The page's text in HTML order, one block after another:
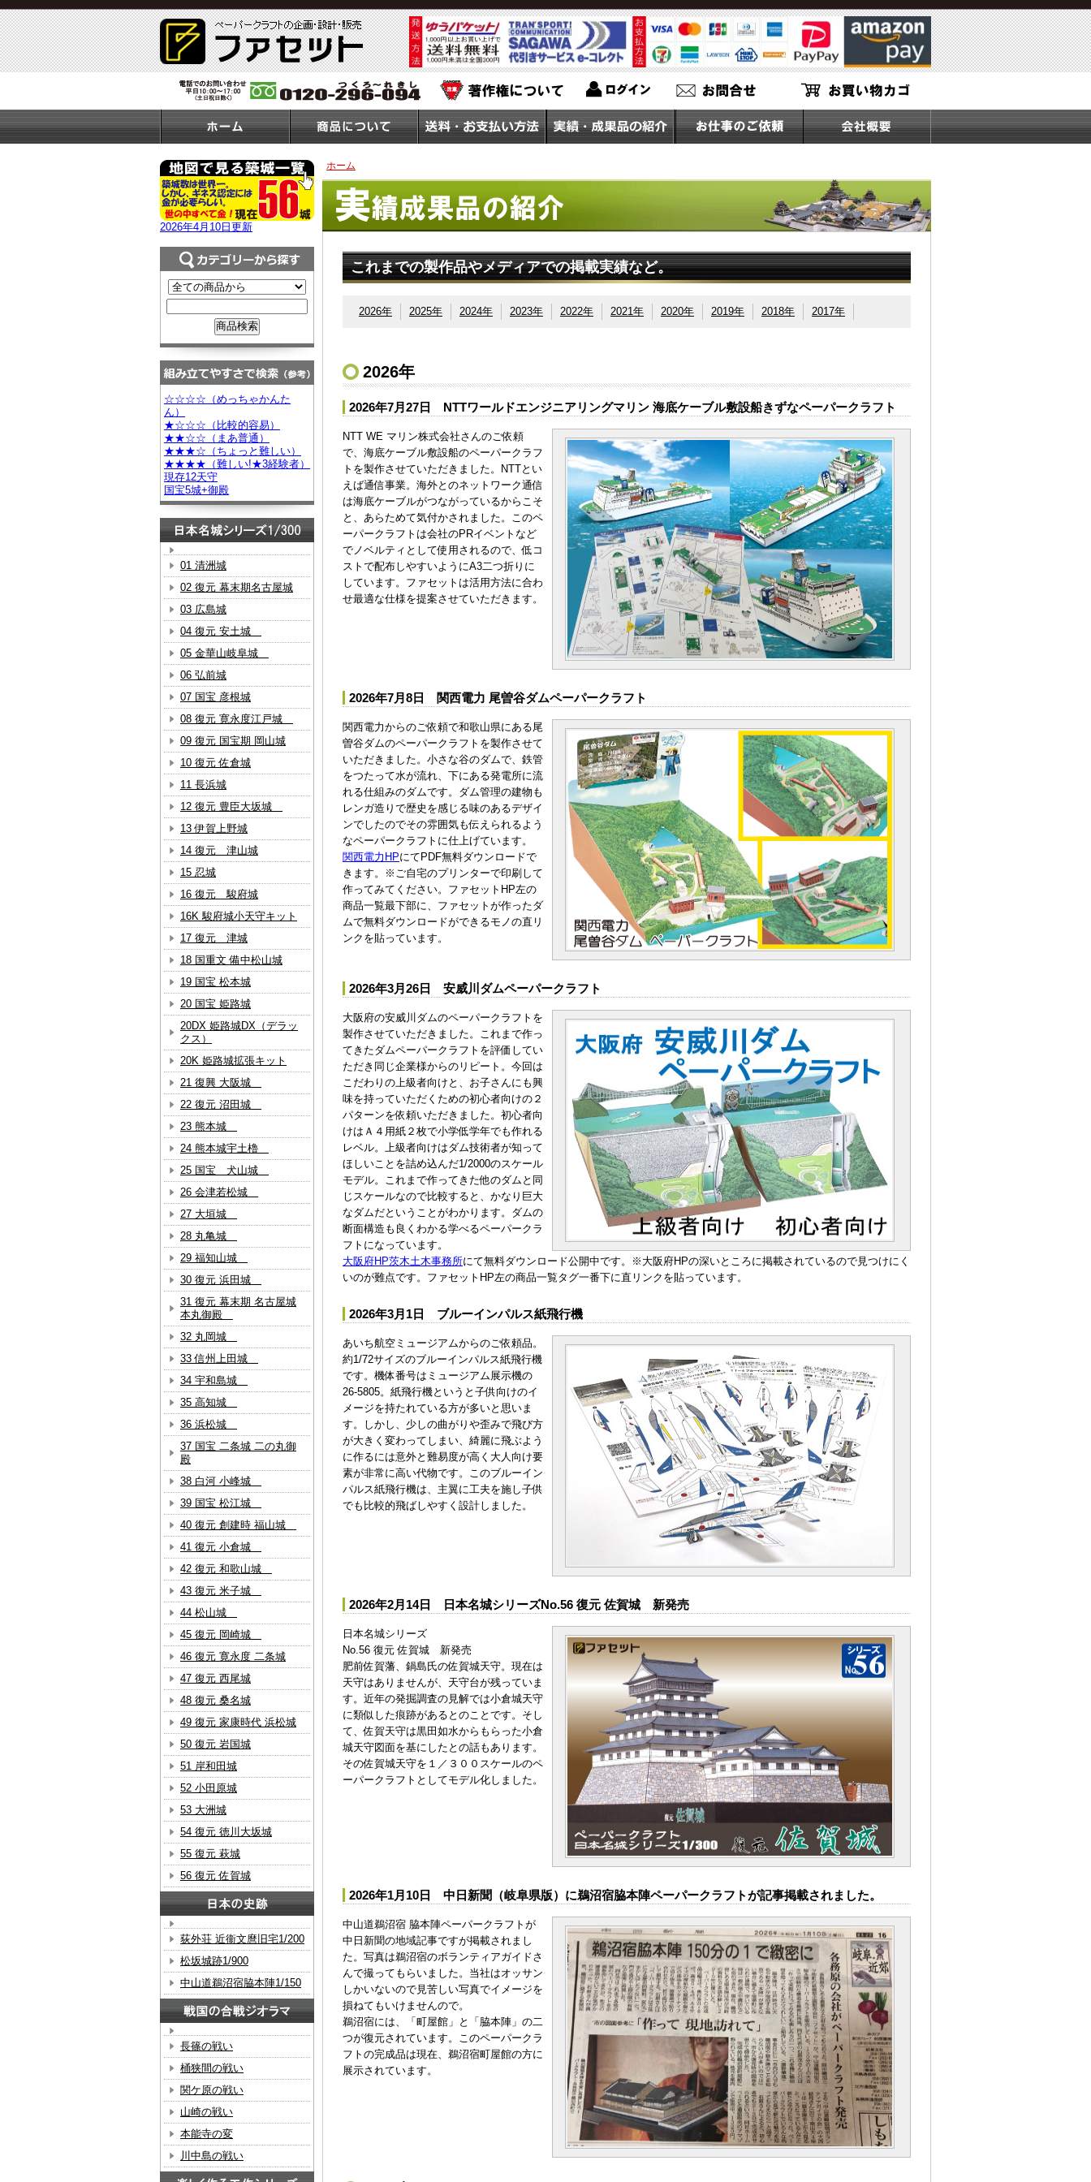
ホーム
これまでの製作品やメディアでの掲載実績など。
2026年 2025年 2024年 2023年 2022年 2021年 2020年 2019年 2018年 2017年
2026年
2026年7月27日 NTTワールドエンジニアリングマリン 海底ケーブル敷設船きずなペーパークラフト
NTT WE マリン株式会社さんのご依頼
で、海底ケーブル敷設船のペーパークラフ
トを製作させていただきました。NTTとい
えば通信事業。海外とのネットワーク通信
は海底ケーブルがつながっているからこそ
と、あらためて気付かされました。このペ
ーパークラフトは会社のPRイベントなど
でノベルティとして使用されるので、低コ
ストで配布しやすいようにA3二つ折りに
しています。ファセットは活用方法に合わ
せ最適な仕様を提案させていただきます。
2026年7月8日 関西電力 尾曽谷ダムペーパークラフト
関西電力からのご依頼で和歌山県にある尾
曽谷ダムのペーパークラフトを製作させて
いただきました。小さな谷のダムで、鉄管
をつたって水が流れ、下にある発電所に流
れる仕組みのダムです。ダム管理の建物も
レンガ造りで歴史を感じる味のあるデザイ
ンでしたのでその雰囲気も伝えられるよう
なペーパークラフトに仕上げています。
関西電力HPにてPDF無料ダウンロードで
きます。※ご自宅のプリンターで印刷して
作ってみてください。ファセットHP左の
商品一覧最下部に、ファセットが作ったダ
ムで無料ダウンロードができるモノの直リ
ンクを貼っています。
2026年3月26日 安威川ダムペーパークラフト
大阪府の安威川ダムのペーパークラフトを
製作させていただきました。これまで作っ
てきたダムペーパークラフトを評価してい
ただき同じ企業様からのリピート。今回は
こだわりの上級者向けと、お子さんにも興
味を持っていただくための初心者向けの２
パターンを依頼いただきました。初心者向
けはＡ４用紙２枚で小学低学年でも作れる
レベル。上級者向けはダム技術者が知って
ほしいことを詰め込んだ1/2000のスケール
モデル。これまで作ってきた他のダムと同
じスケールなので比較すると、かなり巨大
なダムだということがわかります。ダムの
断面構造も良くわかる学べるペーパークラ
フトになっています。
大阪府HP茨木土木事務所にて無料ダウンロード公開中です。※大阪府HPの深いところに掲載されているので見つけにく
いのが難点です。ファセットHP左の商品一覧タグ一番下に直リンクを貼っています。
2026年3月1日 ブルーインパルス紙飛行機
あいち航空ミュージアムからのご依頼品。
約1/72サイズのブルーインパルス紙飛行機
です。機体番号はミュージアム展示機の
26-5805。紙飛行機というと子供向けのイ
メージを持たれている方が多いと思いま
す。しかし、少しの曲がりや歪みで飛び方
が大きく変わってしまい、綺麗に飛ぶよう
に作るには意外と難易度が高く大人向け要
素が非常に高い代物です。このブルーイン
パルス紙飛行機は、主翼に工夫を施し子供
でも比較的飛ばしやすく設計しました。
2026年2月14日 日本名城シリーズNo.56 復元 佐賀城 新発売
日本名城シリーズ
No.56 復元 佐賀城 新発売
肥前佐賀藩、鍋島氏の佐賀城天守。現在は
天守はありませんが、天守台が残っていま
す。近年の発掘調査の見解では小倉城天守
に類似した痕跡があるとのことです。そし
て、佐賀天守は黒田如水からもらった小倉
城天守図面を基にしたとの話もあります。
その佐賀城天守を１／３００スケールのペ
ーパークラフトとしてモデル化しました。
2026年1月10日 中日新聞（岐阜県版）に鵜沼宿脇本陣ペーパークラフトが記事掲載されました。
中山道鵜沼宿 脇本陣ペーパークラフトが
中日新聞の地域記事ですが掲載されまし
た。写真は鵜沼宿のボランティアガイドさ
んで撮ってもらいました。当社はオッサン
しかいないので見苦しい写真でイメージを
損ねてもいけませんので。
鵜沼宿には、「町屋館」と「脇本陣」の二
つが復元されています。このペーパークラ
フトの完成品は現在、鵜沼宿町屋館の方に
展示されています。
2026年4月10日更新
☆☆☆☆（めっちゃかんた
ん）
★☆☆☆（比較的容易）
★★☆☆（まあ普通）
★★★☆（ちょっと難しい）
★★★★（難しい!★3経験者）
現存12天守
国宝5城+御殿
01 清洲城
02 復元 幕末期名古屋城
03 広島城
04 復元 安土城
05 金華山岐阜城
06 弘前城
07 国宝 彦根城
08 復元 寛永度江戸城
09 復元 国宝期 岡山城
10 復元 佐倉城
11 長浜城
12 復元 豊臣大坂城
13 伊賀上野城
14 復元 津山城
15 忍城
16 復元 駿府城
16K 駿府城小天守キット
17 復元 津城
18 国重文 備中松山城
19 国宝 松本城
20 国宝 姫路城
20DX 姫路城DX（デラッ
クス）
20K 姫路城拡張キット
21 復興 大阪城
22 復元 沼田城
23 熊本城
24 熊本城宇土櫓
25 国宝 犬山城
26 会津若松城
27 大垣城
28 丸亀城
29 福知山城
30 復元 浜田城
31 復元 幕末期 名古屋城
本丸御殿
32 丸岡城
33 信州上田城
34 宇和島城
35 高知城
36 浜松城
37 国宝 二条城 二の丸御
殿
38 白河 小峰城
39 国宝 松江城
40 復元 創建時 福山城
41 復元 小倉城
42 復元 和歌山城
43 復元 米子城
44 松山城
45 復元 岡崎城
46 復元 寛永度 二条城
47 復元 西尾城
48 復元 桑名城
49 復元 家康時代 浜松城
50 復元 岩国城
51 岸和田城
52 小田原城
53 大洲城
54 復元 徳川大坂城
55 復元 萩城
56 復元 佐賀城
荻外荘 近衞文麿旧宅1/200
松坂城跡1/900
中山道鵜沼宿脇本陣1/150
長篠の戦い
桶狭間の戦い
関ケ原の戦い
山崎の戦い
本能寺の変
川中島の戦い